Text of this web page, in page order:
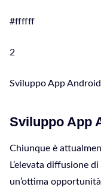
#ffffff
2
Sviluppo App
Sviluppo App
Chiunque è
L’elevata diffusione
un’ottima